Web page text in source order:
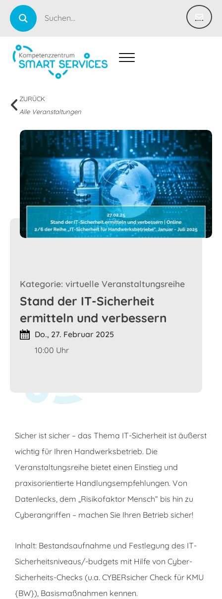
ZURÜCK
Alle Veranstaltungen
Kategorie: virtuelle Veranstaltungsreihe
Stand der IT-Sicherheit
ermitteln und verbessern
Do., 27. Februar 2025
10:00 Uhr
Sicher ist sicher – das Thema IT-Sicherheit ist äußerst
wichtig für Ihren Handwerksbetrieb. Die
Veranstaltungsreihe bietet einen Einstieg und
praxisorientierte Handlungsempfehlungen. Von
Datenlecks, dem „Risikofaktor Mensch“ bis hin zu
Cyberangriffen – machen Sie Ihren Betrieb sicher!
Inhalt: Bestandsaufnahme und Festlegung des IT-
Sicherheitsniveaus/-budgets mit Hilfe von Cyber-
Sicherheits-Checks (u.a. CYBERsicher Check für KMU
{BW}), Basismaßnahmen kennen.